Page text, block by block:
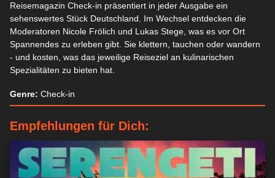
Reisemagazin Check-in präsentiert in jeder Ausgabe ein
sehenswertes Stück Deutschland. Im Wechsel entdecken die
Moderatoren Nicole Frölich und Lukas Stege, was es vor Ort
Spannendes zu erleben gibt. Sie klettern, tauchen oder wandern
- und kosten, was das jeweilige Reiseziel an kulinarischen
Spezialitäten zu bieten hat.
Genre: Check-in
Empfehlungen für Dich: